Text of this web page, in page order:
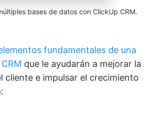
bases de datos con ClickUp CRM.
fundamentales de una
que le ayudarán a mejorar la
cliente e impulsar el crecimiento